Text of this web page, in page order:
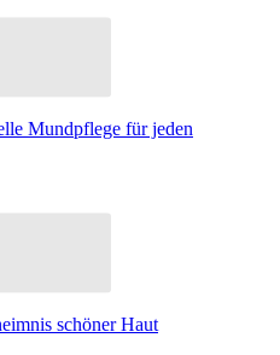
Mundpflege für jeden
schöner Haut